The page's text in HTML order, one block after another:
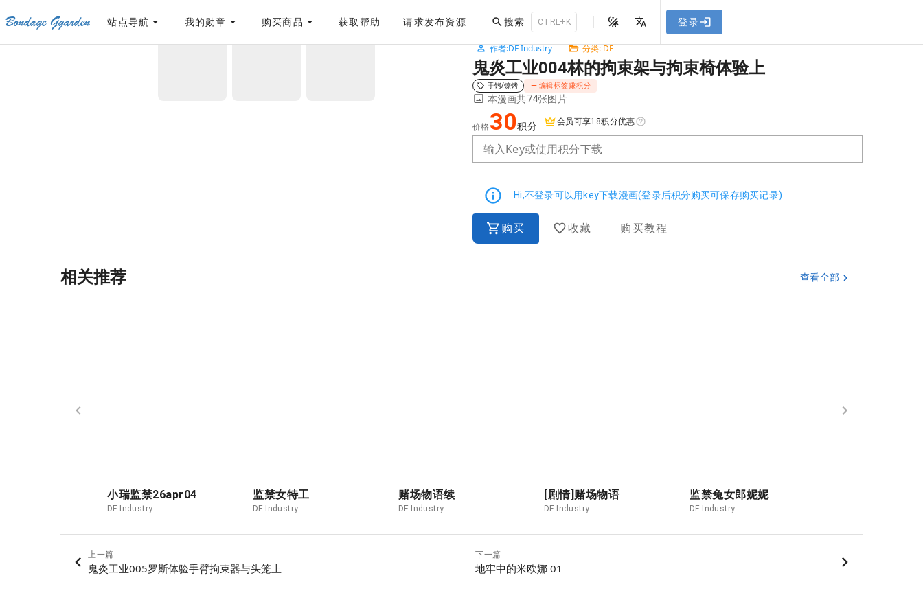
[点击联系客服] 网站永久防走失地址 「sykb.cc」，使用遇到问题请联系客服。
Bondage Ggarden 站点导航 我的勋章 购买商品 获取帮助 请求发布资源 搜索 CTRL+K 登录
首页 / DF / 鬼炎工业004林的拘束架与拘束椅体验上
作者:DF Industry 分类: DF
鬼炎工业004林的拘束架与拘束椅体验上
手铐/镣铐 编辑标签赚积分
本漫画共74张图片
价格 30积分 会员可享18积分优惠
输入Key或使用积分下载
Hi,不登录可以用key下载漫画(登录后积分购买可保存购买记录)
购买 收藏 购买教程
相关推荐 查看全部
小瑞监禁26apr04
DF Industry
监禁女特工
DF Industry
赌场物语续
DF Industry
[剧情]赌场物语
DF Industry
监禁兔女郎妮妮
DF Industry
上一篇
鬼炎工业005罗斯体验手臂拘束器与头笼上
下一篇
地牢中的米欧娜 01